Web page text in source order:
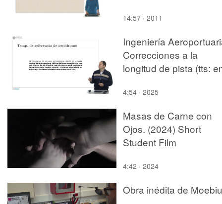
14:57 · 2011
Ingeniería
Correcciones a la
longitud de pista (tts:
4:54 · 2025
Masas de Carne con
Ojos. (2024) Short
Student Film
4:42 · 2024
Obra inédita de